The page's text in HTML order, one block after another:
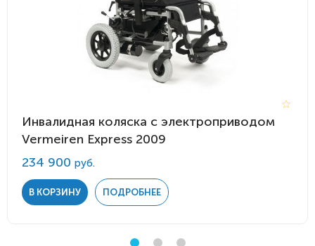
Инвалидная коляска с электроприводом
Vermeiren Express 2009
234 900 руб.
В КОРЗИНУ ПОДРОБНЕЕ